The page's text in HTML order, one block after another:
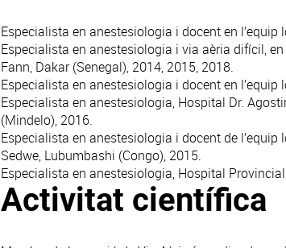
Especialista en anestesiologia i docent en
Especialista en anestesiologia i via aèria difícil,
Fann, Dakar (Senegal), 2014, 2015, 2018.
Especialista en anestesiologia i docent en
Especialista en anestesiologia, Hospital Dr.
(Mindelo), 2016.
Especialista en anestesiologia i docent de
Sedwe, Lubumbashi (Congo), 2015.
Especialista en anestesiologia, Hospital
Activitat científica